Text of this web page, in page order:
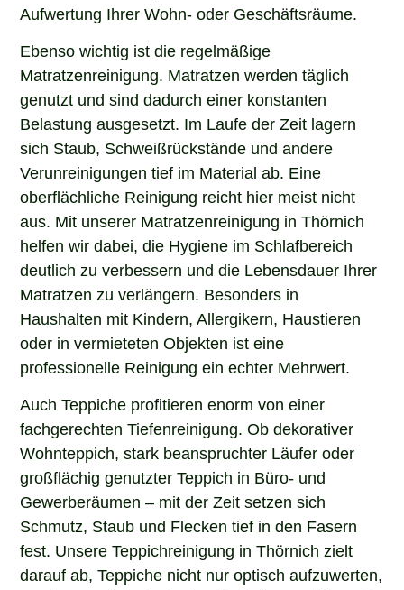
Aufwertung Ihrer Wohn- oder Geschäftsräume.
Ebenso wichtig ist die regelmäßige
Matratzenreinigung. Matratzen werden täglich
genutzt und sind dadurch einer konstanten
Belastung ausgesetzt. Im Laufe der Zeit lagern
sich Staub, Schweißrückstände und andere
Verunreinigungen tief im Material ab. Eine
oberflächliche Reinigung reicht hier meist nicht
aus. Mit unserer Matratzenreinigung in Thörnich
helfen wir dabei, die Hygiene im Schlafbereich
deutlich zu verbessern und die Lebensdauer Ihrer
Matratzen zu verlängern. Besonders in
Haushalten mit Kindern, Allergikern, Haustieren
oder in vermieteten Objekten ist eine
professionelle Reinigung ein echter Mehrwert.
Auch Teppiche profitieren enorm von einer
fachgerechten Tiefenreinigung. Ob dekorativer
Wohnteppich, stark beanspruchter Läufer oder
großflächig genutzter Teppich in Büro- und
Gewerberäumen – mit der Zeit setzen sich
Schmutz, Staub und Flecken tief in den Fasern
fest. Unsere Teppichreinigung in Thörnich zielt
darauf ab, Teppiche nicht nur optisch aufzuwerten,